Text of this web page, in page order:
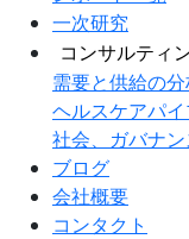
一次研究
コンサルティ
需要と供給の
ヘルスケアパ
社会、ガバナン
ブログ
会社概要
コンタクト